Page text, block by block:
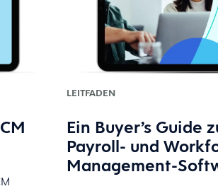
LEITFADEN
Ein Buyer’s Guide
Payroll- und
Management-